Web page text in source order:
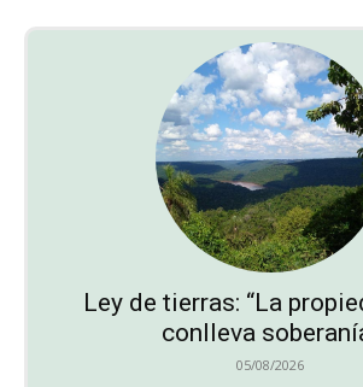
Ley de tierras: “La
conlleva
05/08/2026